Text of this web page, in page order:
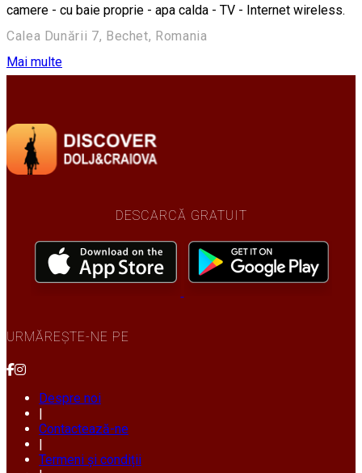
camere - cu baie proprie - apa calda - TV - Internet wireless.
Calea Dunării 7, Bechet, Romania
Mai multe
DESCARCĂ GRATUIT
URMĂREȘTE-NE PE
Despre noi
|
Contactează-ne
|
Termeni și condiții